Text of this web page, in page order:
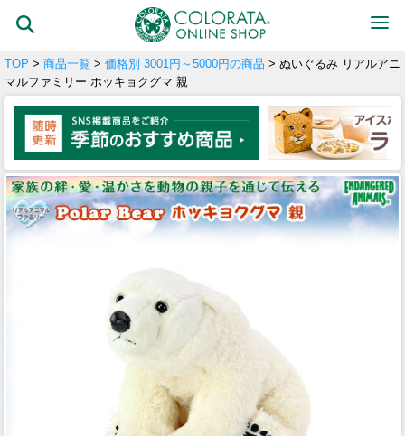
TOP > 商品一覧 > 価格別 3001円～5000円の商品 > ぬいぐるみ リアルアニ
マルファミリー ホッキョクグマ 親